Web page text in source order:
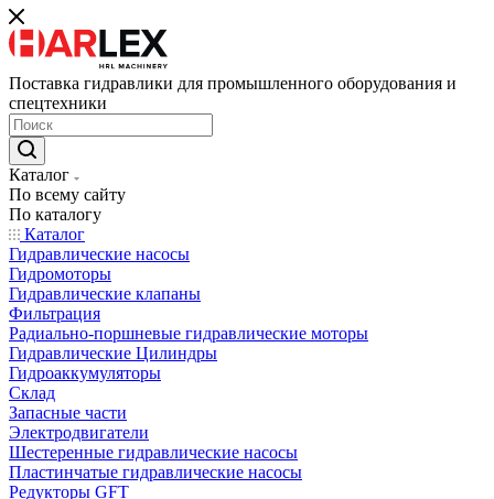
Поставка гидравлики для промышленного оборудования и
спецтехники
Каталог
По всему сайту
По каталогу
Каталог
Гидравлические насосы
Гидромоторы
Гидравлические клапаны
Фильтрация
Радиально-поршневые гидравлические моторы
Гидравлические Цилиндры
Гидроаккумуляторы
Склад
Запасные части
Электродвигатели
Шестеренные гидравлические насосы
Пластинчатые гидравлические насосы
Редукторы GFT